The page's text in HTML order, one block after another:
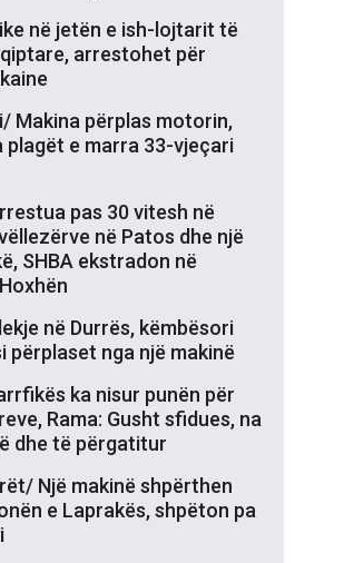
në jetën e ish-lojtarit të
arrestohet për
Makina përplas motorin,
plagët e marra 33-vjeçari
pas 30 vitesh në
në Patos dhe një
SHBA ekstradon në
në Durrës, këmbësori
përplaset nga një makinë
ka nisur punën për
Rama: Gusht sfidues, na
dhe të përgatitur
Një makinë shpërthen
e Laprakës, shpëton pa